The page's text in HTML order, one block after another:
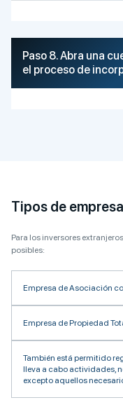
Paso 8. Abra una
el proceso de
Tipos de
Para los inversores
posibles:
Empresa de Asociación
Empresa de Propiedad
También está permitido
lleva a cabo actividades,
excepto aquellos